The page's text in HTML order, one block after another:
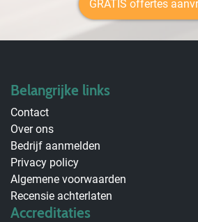
GRATIS offertes
Belangrijke links
Contact
Over ons
Bedrijf aanmelden
Privacy policy
Algemene voorwaarden
Recensie achterlaten
Accreditaties